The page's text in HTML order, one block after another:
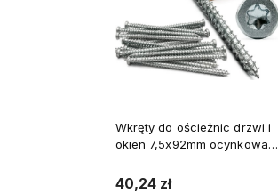
Wkręty do ościeżnic drzwi i
okien 7,5x92mm ocynkowane
40,24 zł